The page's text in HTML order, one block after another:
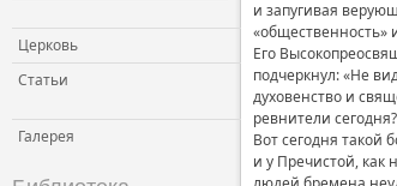
Церковь и
Церковь и СМИ
Церковь
Статьи
Галерея
и запугивая
«общественность»
Его
подчеркнул: «Не
духовенство и
ревнители
Вот сегодня такой
и у Пречистой, как